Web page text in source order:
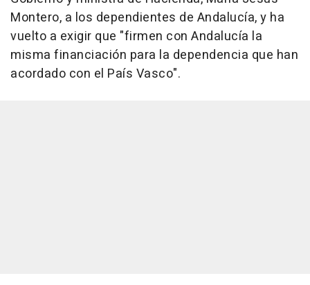
Montero, a los dependientes de Andalucía, y ha
vuelto a exigir que "firmen con Andalucía la
misma financiación para la dependencia que han
acordado con el País Vasco".